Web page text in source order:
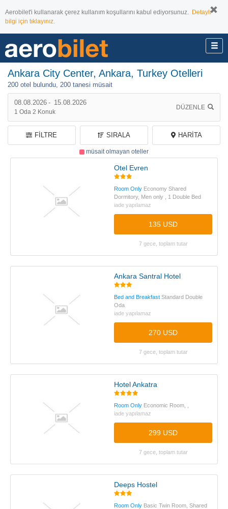
Aerobilet'i kullanarak çerez kullanım koşullarını kabul ediyorsunuz. Detaylı
bilgi için tıklayınız.
08.08.2026 - 15.08.2026
1 Oda 2 Konuk
DÜZENLE
Ankara City Center, Ankara, Turkey Otelleri
200 otel bulundu, 200 tanesi müsait
müsait olmayan oteller
FILTRE SIRALA HARITA
Otel Evren
Room Only Economy Shared
Dormitory, Men only , 1 Double Bed
iade yapılamaz
135 USD
7 gece, toplam tutar
Ankara Santral Hotel
Bed and Breakfast Standard Double
Oda
iade yapılamaz
270 USD
7 gece, toplam tutar
Hotel Ankatra
Room Only Economic Room, ,
iade yapılamaz
299 USD
7 gece, toplam tutar
Deeps Hostel
Room Only Basic Twin Room, Shared